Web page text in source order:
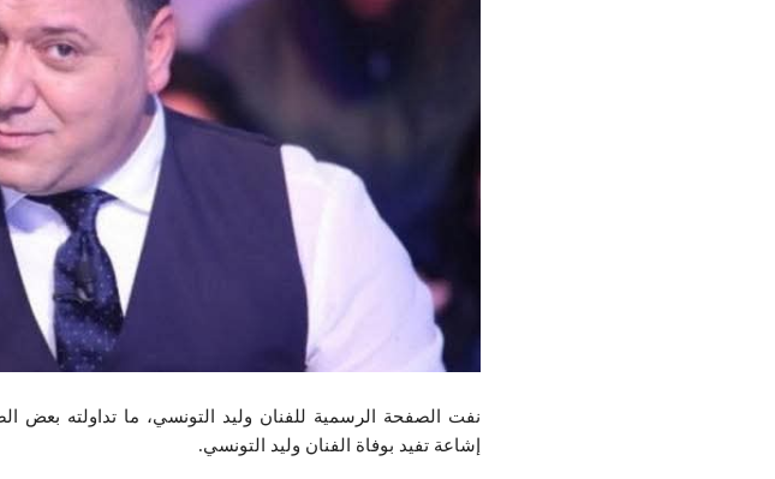
نفت الصفحة الرسمية للفنان وليد التونسي، ما تداولته بعض
إشاعة تفيد بوفاة الفنان وليد التونسي.